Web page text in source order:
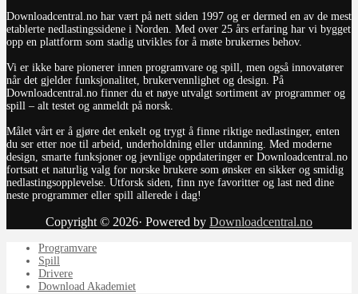
Downloadcentral.no har vært på nett siden 1997 og er dermed en av de mest
etablerte nedlastingssidene i Norden. Med over 25 års erfaring har vi bygget
opp en plattform som stadig utvikles for å møte brukernes behov.
Vi er ikke bare pionerer innen programvare og spill, men også innovatører
når det gjelder funksjonalitet, brukervennlighet og design. På
Downloadcentral.no finner du et nøye utvalgt sortiment av programmer og
spill – alt testet og anmeldt på norsk.
Målet vårt er å gjøre det enkelt og trygt å finne riktige nedlastinger, enten
du ser etter noe til arbeid, underholdning eller utdanning. Med moderne
design, smarte funksjoner og jevnlige oppdateringer er Downloadcentral.no
fortsatt et naturlig valg for norske brukere som ønsker en sikker og smidig
nedlastingsopplevelse. Utforsk siden, finn nye favoritter og last ned dine
neste programmer eller spill allerede i dag!
Copyright © 2026· Powered by Downloadcentral.no
Programvare
Spill
Drivere
Download Akademiet